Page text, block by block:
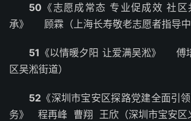
50 《志愿成常态 专业促成效 社
承》 顾霖（上海长寿敬老志愿者指导中
51 《以情暖夕阳 让爱满吴淞》 傅
区吴淞街道）
52 《深圳市宝安区探路党建全面引
务》 程再峰 曹翔 王欣（深圳市宝安区